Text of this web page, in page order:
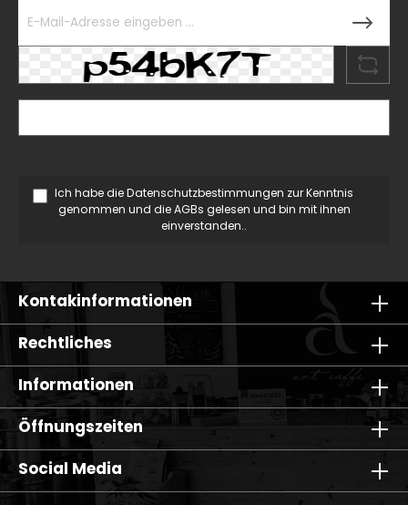
Ich habe dieDatenschutzbestimmungen zur Kenntnis
genommen und dieAGBs gelesen und bin mit ihnen
einverstanden..
Kontakinformationen
Rechtliches
Informationen
Öffnungszeiten
Social Media